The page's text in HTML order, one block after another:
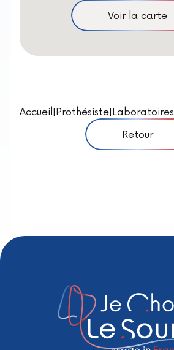
Voir la carte
Accueil Prothésiste Laboratoires
Retour